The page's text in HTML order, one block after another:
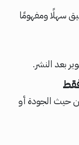
سهلًا ومفهومًا
بعد النشر.
حيث الجودة أو